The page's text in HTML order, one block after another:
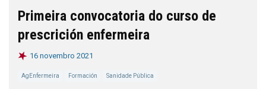
Primeira convocatoria do curso de
prescrición enfermeira
16 novembro 2021
AgEnfermeira Formación Sanidade Pública